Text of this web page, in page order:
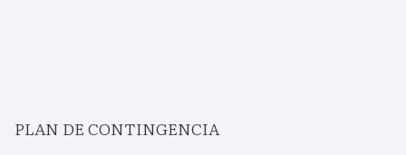
PLAN DE CONTINGENCIA